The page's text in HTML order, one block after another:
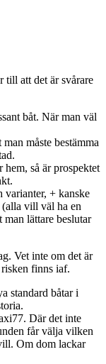
till att det är svårare
båt. När man väl
måste bestämma
hem, så är prospektet
+ kanske
vill väl ha en
lättare beslutar
Vet inte om det är
finns iaf.
standard båtar i
Där det inte
får välja vilken
Om dom lackar